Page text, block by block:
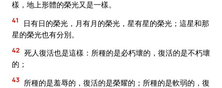
樣，地上形體的榮光又是一樣。
41
日有日的榮光，月有月的榮光，星有星的榮光；這星和那
星的榮光也有分別。
42 死人復活也是這樣：所種的是必朽壞的，復活的是不朽壞
的；
43
所種的是羞辱的，復活的是榮耀的；所種的是軟弱的，復